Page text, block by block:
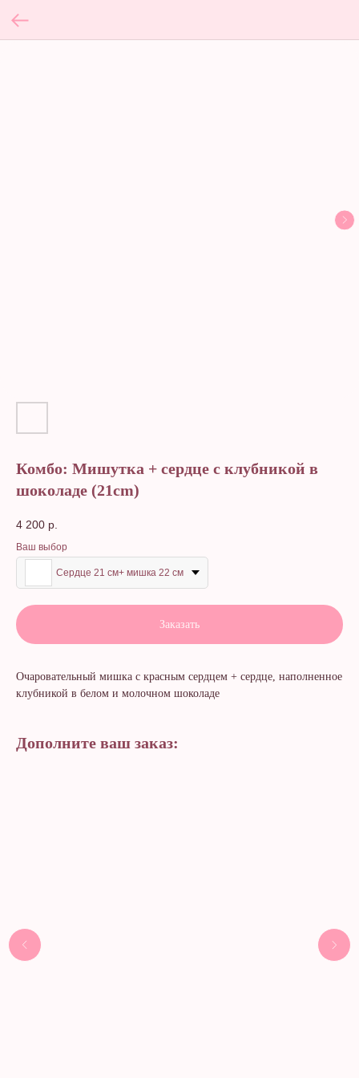
Комбо: Мишутка + сердце с клубникой в
шоколаде (21cm)
4 200 р.
Ваш выбор
Сердце 21 см+ мишка 22 см
Заказать
Очаровательный мишка с красным сердцем + сердце, наполненное
клубникой в белом и молочном шоколаде
Дополните ваш заказ: